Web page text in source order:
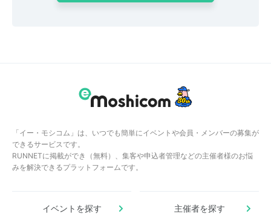
「イー・モシコム」は、いつでも簡単にイベントや会員・メンバーの募集が
できるサービスです。
RUNNETに掲載ができ（無料）、集客や申込者管理などの主催者様のお悩
みを解決できるプラットフォームです。
イベントを探す 主催者を探す